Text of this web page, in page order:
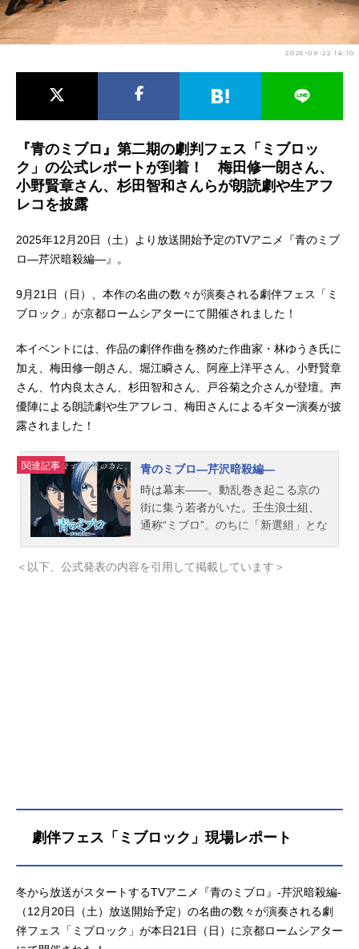
春アニメ 夏アニメ
男性声優/女性声優一覧
2025-09-22 16:10
『青のミブロ』第二期の劇判フェス「ミブロッ
ク」の公式レポートが到着！ 梅田修一朗さん、
小野賢章さん、杉田智和さんらが朗読劇や生アフ
レコを披露
2025年12月20日（土）より放送開始予定のTVアニメ『青のミブ
ロ—芹沢暗殺編—』。
9月21日（日）、本作の名曲の数々が演奏される劇伴フェス「ミ
ブロック」が京都ロームシアターにて開催されました！
本イベントには、作品の劇伴作曲を務めた作曲家・林ゆうき氏に
加え、梅田修一朗さん、堀江瞬さん、阿座上洋平さん、小野賢章
さん、竹内良太さん、杉田智和さん、戸谷菊之介さんが登壇。声
優陣による朗読劇や生アフレコ、梅田さんによるギター演奏が披
露されました！
関連記事
青のミブロ—芹沢暗殺編—
時は幕末——。動乱巻き起こる京の
街に集う若者がいた。壬生浪士組、
通称“ミブロ”。のちに「新選組」とな
懸ける。ひとりの心やさしい少年
ジュール2025年12月20日（土）〜20
本テレビ系全国ネットにて話数全14
江瞬土方歳三：阿座上洋平沖田総
司：小野賢章芹沢鴨：竹内良太近藤
勇：杉田智和永倉新八：津田健次郎
＜以下、公式発表の内容を引用して掲載しています＞
劇伴フェス「ミブロック」現場レポート
冬から放送がスタートするTVアニメ『青のミブロ』-芹沢暗殺編-
（12月20日（土）放送開始予定）の名曲の数々が演奏される劇
伴フェス「ミブロック」が本日21日（日）に京都ロームシアター